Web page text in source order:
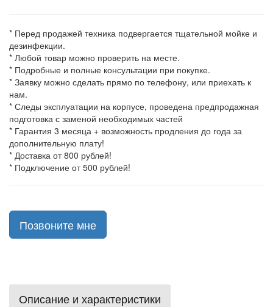
* Перед продажей техника подвергается тщательной мойке и
дезинфекции.
* Любой товар можно проверить на месте.
* Подробные и полные консультации при покупке.
* Заявку можно сделать прямо по телефону, или приехать к
нам.
* Следы эксплуатации на корпусе, проведена предпродажная
подготовка с заменой необходимых частей
* Гарантия 3 месяца + возможность продления до года за
дополнительную плату!
* Доставка от 800 рублей!
* Подключение от 500 рублей!
Позвоните мне
Описание и характеристики